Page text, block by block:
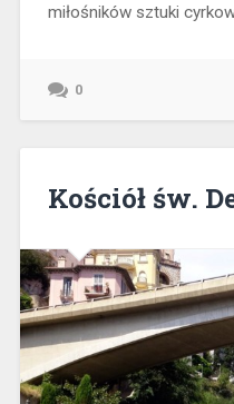
miłośników sztuki
0
Kościół św.